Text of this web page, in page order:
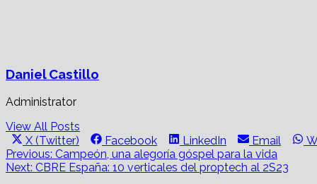
Daniel Castillo
Administrator
View All Posts
Share
on
X (Twitter)
Share
on
Facebook
Share
on
LinkedIn
Share
on
Email
Post
navigation
Previous: Campeón, una alegoría góspel para la vida
Next: CBRE España: 10 verticales del proptech al 2S23